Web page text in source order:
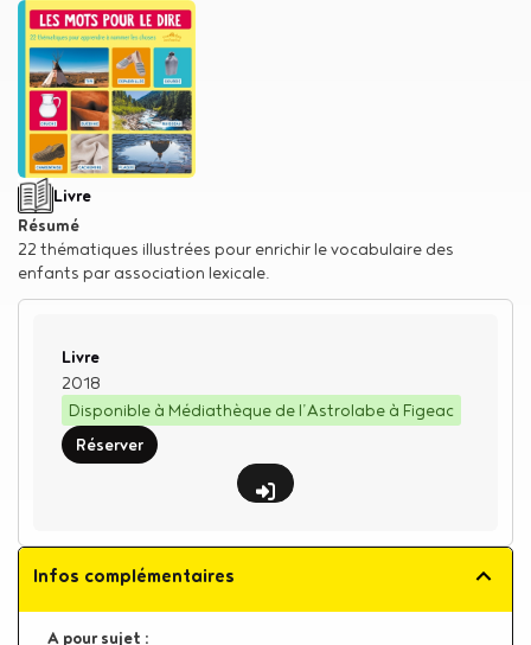
Type de support matériel
Livre
Résumé
22 thématiques illustrées pour enrichir le vocabulaire des
enfants par association lexicale.
Type de support matériel
Livre
2018
Disponible à Médiathèque de l’Astrolabe à Figeac
Réserver
Infos complémentaires
A pour sujet :